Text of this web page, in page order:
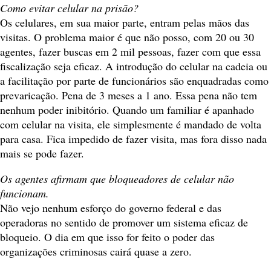
Como evitar celular na prisão?
Os celulares, em sua maior parte, entram pelas mãos das
visitas. O problema maior é que não posso, com 20 ou 30
agentes, fazer buscas em 2 mil pessoas, fazer com que essa
fiscalização seja eficaz. A introdução do celular na cadeia ou
a facilitação por parte de funcionários são enquadradas como
prevaricação. Pena de 3 meses a 1 ano. Essa pena não tem
nenhum poder inibitório. Quando um familiar é apanhado
com celular na visita, ele simplesmente é mandado de volta
para casa. Fica impedido de fazer visita, mas fora disso nada
mais se pode fazer.
Os agentes afirmam que bloqueadores de celular não
funcionam.
Não vejo nenhum esforço do governo federal e das
operadoras no sentido de promover um sistema eficaz de
bloqueio. O dia em que isso for feito o poder das
organizações criminosas cairá quase a zero.